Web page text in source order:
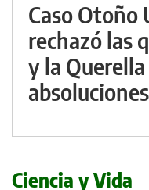
Caso Otoño
rechazó las
y la
absoluciones
Ciencia y Vida